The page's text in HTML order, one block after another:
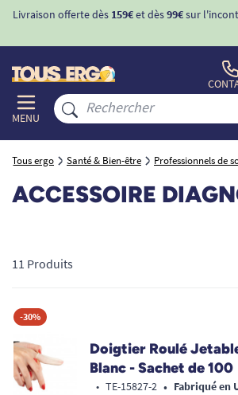
Livraison offerte dès 159€et dès99€sur
MENU
Tous ergo Santé & Bien-être Professionnels de
ACCESSOIRE
11 Produits
-30%
Doigtier Roulé
Blanc - Sachet de 100
• TE-15827-2 • Fabriqué en